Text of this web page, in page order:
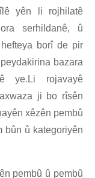
yên li rojhilatê
serhildanê, û
borî de pir
bazara
ye.Li rojavayê
ji bo rîsên
xêzên pembû
bûn û kategoriyên
pembû û pembû